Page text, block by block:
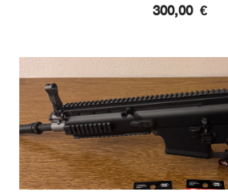
300,00 €